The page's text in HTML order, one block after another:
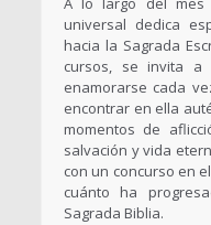
universal dedica
hacia la Sagrada
cursos, se invita
enamorarse cada
encontrar en ella
momentos de
salvación y vida
con un concurso en
cuánto ha
Sagrada Biblia.